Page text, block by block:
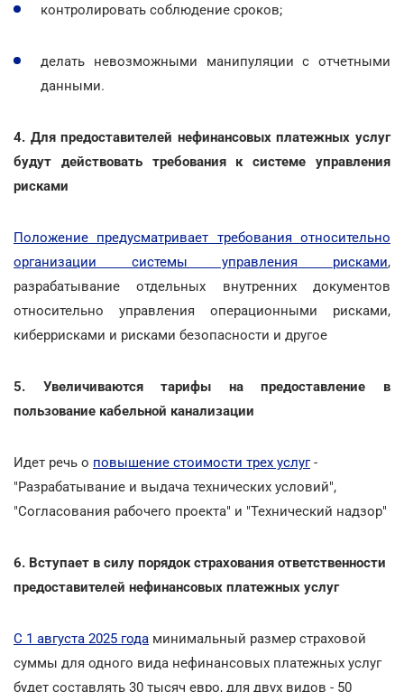
контролировать соблюдение сроков;
делать невозможными манипуляции с отчетными
данными.
4. Для предоставителей нефинансовых платежных услуг
будут действовать требования к системе управления
рисками
Положение предусматривает требования относительно
организации системы управления рисками,
разрабатывание отдельных внутренних документов
относительно управления операционными рисками,
киберрисками и рисками безопасности и другое
5. Увеличиваются тарифы на предоставление в
пользование кабельной канализации
Идет речь о повышение стоимости трех услуг-
"Разрабатывание и выдача технических условий",
"Согласования рабочего проекта" и "Технический надзор"
6. Вступает в силу порядок страхования ответственности
предоставителей нефинансовых платежных услуг
С 1 августа 2025 года минимальный размер страховой
суммы для одного вида нефинансовых платежных услуг
будет составлять 30 тысяч евро, для двух видов - 50